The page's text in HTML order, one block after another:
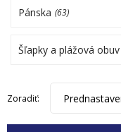
Pánska (63)
Šľapky a plážová obuv
Zoradiť: